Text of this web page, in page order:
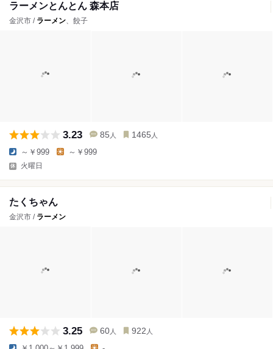
ラーメンとんとん 森本店
金沢市 / ラーメン、餃子
3.23 85 人 1465 人
～￥999 ～￥999
火曜日
たくちゃん
金沢市 / ラーメン
3.25 60 人 922 人